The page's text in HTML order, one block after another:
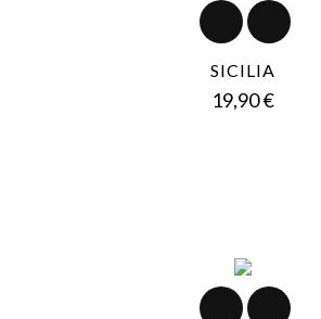
SICILIA
19,90 €Prezzo